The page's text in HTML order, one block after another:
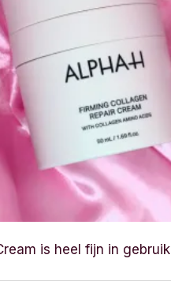
is heel fijn in